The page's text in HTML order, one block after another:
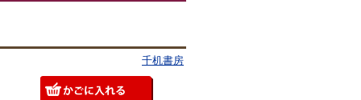
千机書房